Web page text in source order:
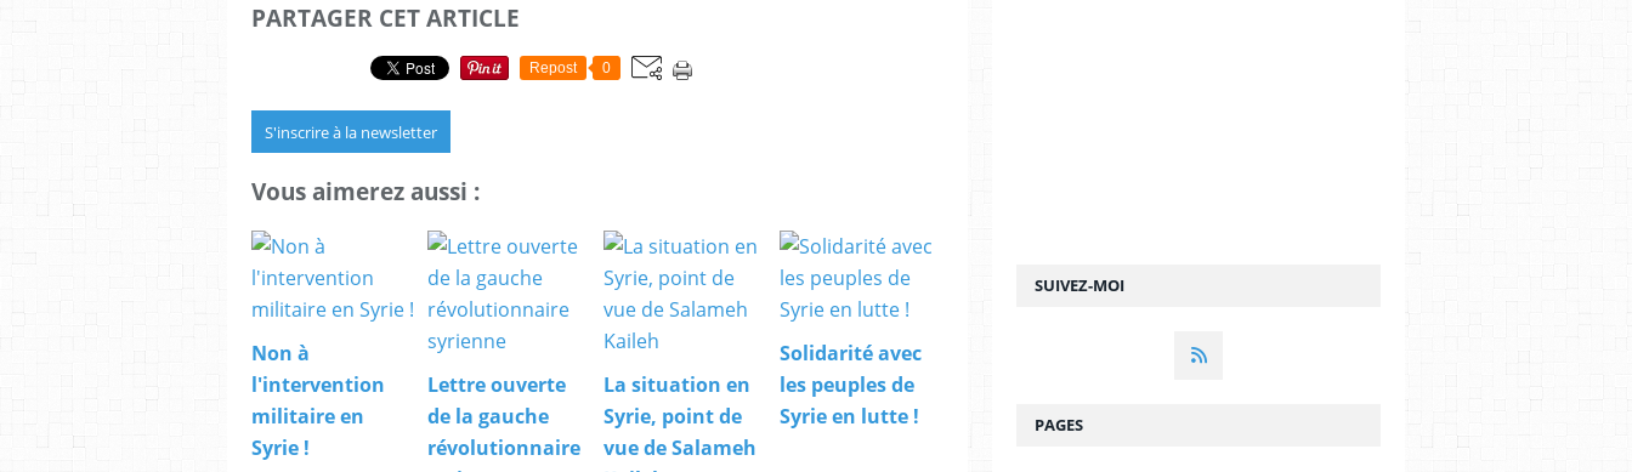
PARTAGER CET ARTICLE
Repost 0
S'inscrire à la newsletter
Vous aimerez aussi :
Non à
l'intervention
militaire en
Syrie !
Lettre ouverte
de la gauche
révolutionnaire
La situation en
Syrie, point de
vue de Salameh
Solidarité avec
les peuples de
Syrie en lutte !
SUIVEZ-MOI
PAGES